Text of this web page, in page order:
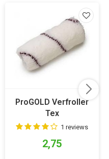
ProGOLD Verfroller
Tex
1 reviews
2,75